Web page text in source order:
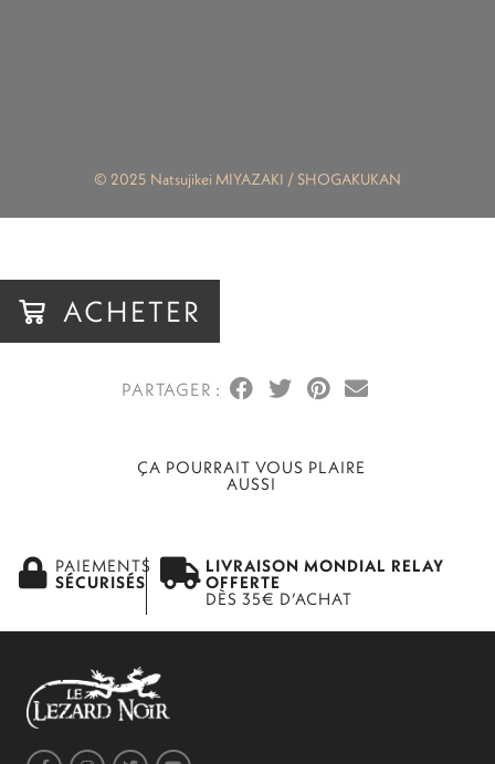
© 2025 Natsujikei MIYAZAKI / SHOGAKUKAN
ACHETER
ÇA POURRAIT VOUS PLAIRE
AUSSI
PAIEMENTS
SÉCURISÉS
LIVRAISON MONDIAL RELAY
OFFERTE
DÈS 35€ D’ACHAT